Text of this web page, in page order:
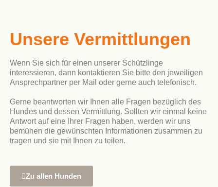
Unsere Vermittlungen
Wenn Sie sich für einen unserer Schützlinge
interessieren, dann kontaktieren Sie bitte den jeweiligen
Ansprechpartner per Mail oder gerne auch telefonisch.
Gerne beantworten wir Ihnen alle Fragen bezüglich des
Hundes und dessen Vermittlung. Sollten wir einmal keine
Antwort auf eine Ihrer Fragen haben, werden wir uns
bemühen die gewünschten Informationen zusammen zu
tragen und sie mit Ihnen zu teilen.
Zu allen Hunden